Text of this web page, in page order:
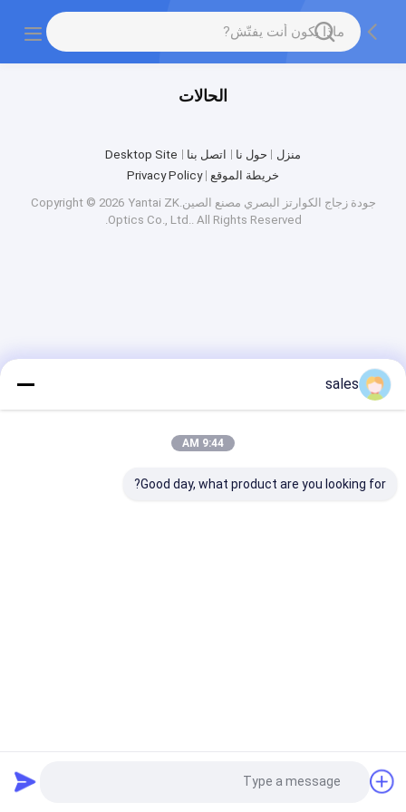
الحالات
منزل حول نا اتصل بنا
Desktop Site
خريطة الموقع
Privacy Policy
جودةزجاج الكوارتز البصري
مصنع الصين.Copyright © 2026 Yantai ZK
Optics Co., Ltd.. All Rights Reserved.
sales
9:44 AM
Good day, what product are you looking for?